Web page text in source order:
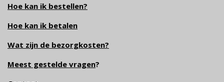
Hoe kan ik bestellen?
Hoe kan ik betalen
Wat zijn de bezorgkosten?
Meest gestelde vragen?